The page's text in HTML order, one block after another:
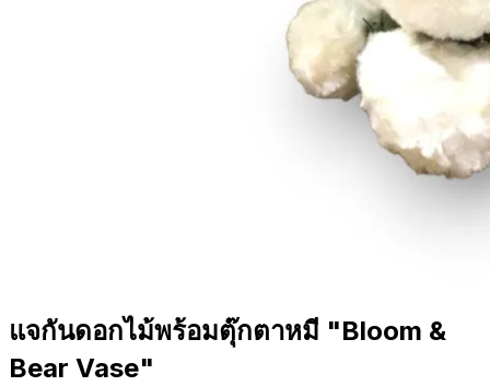
แจกันดอกไม้พร้อมตุ๊กตาหมี "Bloom &
Bear Vase"